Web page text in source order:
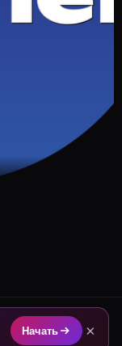
на
s/
Начать ×